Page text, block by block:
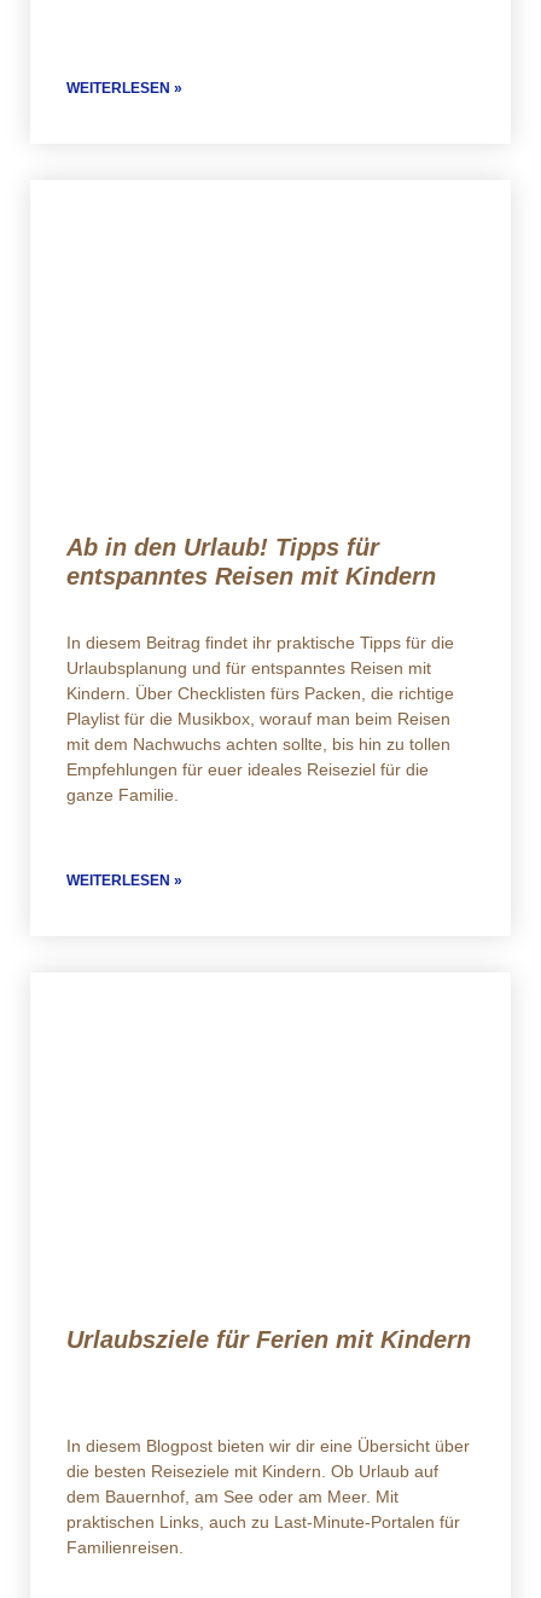
WEITERLESEN »
Ab in den Urlaub! Tipps für
entspanntes Reisen mit Kindern
In diesem Beitrag findet ihr praktische Tipps für die
Urlaubsplanung und für entspanntes Reisen mit
Kindern. Über Checklisten fürs Packen, die richtige
Playlist für die Musikbox, worauf man beim Reisen
mit dem Nachwuchs achten sollte, bis hin zu tollen
Empfehlungen für euer ideales Reiseziel für die
ganze Familie.
WEITERLESEN »
Urlaubsziele für Ferien mit Kindern
In diesem Blogpost bieten wir dir eine Übersicht über
die besten Reiseziele mit Kindern. Ob Urlaub auf
dem Bauernhof, am See oder am Meer. Mit
praktischen Links, auch zu Last-Minute-Portalen für
Familienreisen.